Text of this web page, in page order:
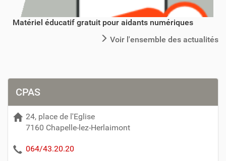
Matériel éducatif gratuit pour aidants numériques
Voir l'ensemble des actualités
CPAS
24, place de l'Eglise
7160 Chapelle-lez-Herlaimont
064/43.20.20